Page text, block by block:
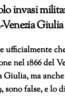
invasi
ufficialmente
nel 1866 del
Giulia, ma
sono false, e lo